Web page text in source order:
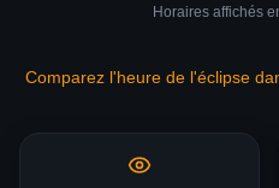
Horaires affichés
Comparez l'heure de l'éclipse